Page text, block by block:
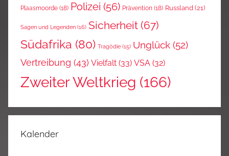
Plaasmoorde (18) Polizei (56) Prävention (18) Russland (21)
Sagen und Legenden (16) Sicherheit (67)
Südafrika (80) Tragödie (15) Unglück (52)
Vertreibung (43) Vielfalt (33) VSA (32)
Zweiter Weltkrieg (166)
Kalender